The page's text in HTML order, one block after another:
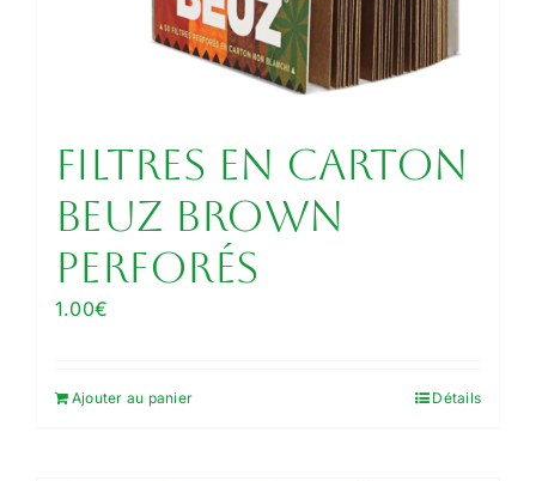
Filtres en carton
Beuz Brown
perforés
1.00€
Ajouter au panier Détails